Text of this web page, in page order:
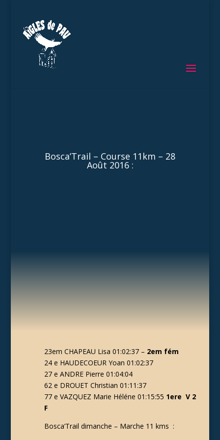
Bosca’Trail – Course 11km – 28
Août 2016 :
23em CHAPEAU Lisa 01:02:37 – 2em fém
24 e HAUDECOEUR Yoan 01:02:37
27 e ANDRE Pierre 01:04:04
62 e DROUET Christian 01:11:37
77 e VAZQUEZ Marie Héléne 01:15:55 1ere V 2
F
Bosca’Trail dimanche – Marche 11 kms :